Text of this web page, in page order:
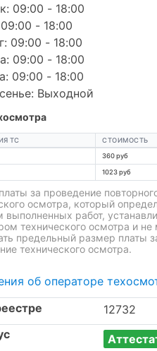
09:00 - 18:00
- 18:00
09:00 - 18:00
09:00 - 18:00
09:00 - 18:00
Выходной
ТС
СТОИМОСТЬ
360 руб
1023 руб
за проведение
осмотра, который
работ,
технического осмотра и
предельный размер платы
технического осмотра.
об операторе
12732